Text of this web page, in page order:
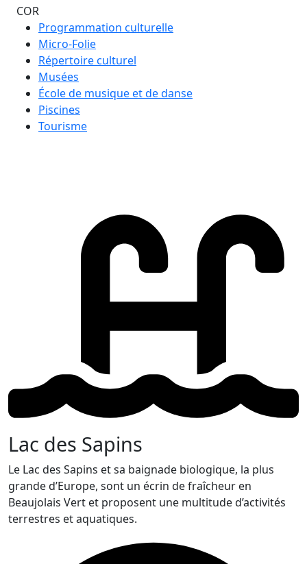
Programmation culturelle
Micro-Folie
Répertoire culturel
Musées
École de musique et de danse
Piscines
Tourisme
Lac des Sapins
Le Lac des Sapins et sa baignade biologique, la plus
grande d’Europe, sont un écrin de fraîcheur en
Beaujolais Vert et proposent une multitude d’activités
terrestres et aquatiques.